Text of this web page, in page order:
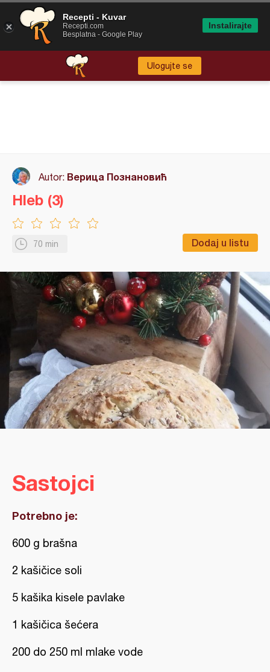
Ulogujte se
Autor: Верица Познановић
70 min Dodaj u listu
Hleb (3)
Sastojci
Potrebno je:
600 g brašna
2 kašičice soli
5 kašika kisele pavlake
1 kašičica šećera
200 do 250 ml mlake vode
Recepti - Kuvar
Recepti.com
Besplatna - Google Play
Instalirajte